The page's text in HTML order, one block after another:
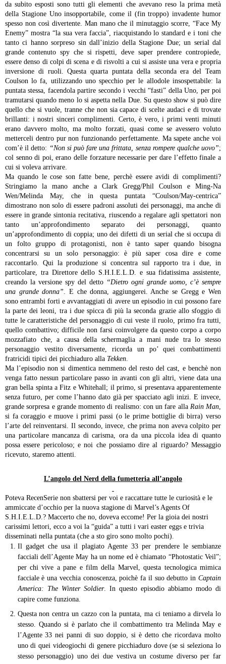
da subito esposti sono tutti gli elementi che avevano reso la prima metà
della Stagione Uno insopportabile, come il (fin troppo) invadente humor
spesso non così divertente. Man mano che il minutaggio scorre, “Face My
Enemy” mostra “la sua vera faccia”, riacquistando lo standard e i toni che
tanto ci hanno sorpreso sin dall’inizio della Stagione Due; un serial dal
grande contenuto spy che si rispetti, deve saper prendere contropiede,
essere denso di colpi di scena e di risvolti a cui si assiste una vera e propria
inversione di ruoli. Questa quarta puntata della seconda era del Team
Coulson lo fa, utilizzando uno specchio per le allodole insospettabile: la
puntata stessa, facendola partire secondo i vecchi “fasti” della Uno, per poi
tramutarsi quando meno lo si aspetta nella Due. Su questo show si può dire
quello che si vuole, tranne che non sia capace di scelte audaci e di trovate
brillanti: i nostri sinceri complimenti. Certo, è vero, i primi venti minuti
erano davvero molto, ma molto forzati, quasi come se avessero voluto
metterceli dentro pur non funzionando perfettamente. Ma sapete anche voi
com’è il detto: “Non si può fare una frittata, senza rompere qualche uovo”;
col senno di poi, erano delle forzature necessarie per dare l’effetto finale a
cui si voleva arrivare.
Ma quando le cose son fatte bene, perchè essere avidi di complimenti?
Stringiamo la mano anche a Clark Gregg/Phil Coulson e Ming-Na
Wen/Melinda May, che in questa puntata “Coulson/May-centrica”
dimostrano non solo di essere padroni assoluti dei personaggi, ma anche di
essere in grande sintonia recitativa, riuscendo a regalare agli spettatori non
tanto un’approfondimento separato dei personaggi, quanto
un’approfondimento di coppia; uno dei difetti di un serial che si occupa di
un folto gruppo di protagonisti, non è tanto saper quando bisogna
concentrarsi su un solo personaggio: è più saper cosa dire e come
raccontarlo. Qui la produzione si concentra sul rapporto tra i due, in
particolare, tra Direttore dello S.H.I.E.L.D. e sua fidatissima assistente,
creando la versione spy del detto “Dietro ogni grande uomo, c’è sempre
una grande donna”. E che donna, aggiungerei. Anche se Gregg e Wen
sono entrambi forti e avvantaggiati di avere un episodio in cui possono fare
la parte dei leoni, tra i due spicca di più la seconda grazie allo sfoggio di
tutte le caratteristiche del personaggio di cui veste il ruolo, primo fra tutti,
quello combattivo; difficile non farsi coinvolgere da questo corpo a corpo
mozzafiato che, a causa della schermaglia a mani nude tra lo stesso
personaggio vestito diversamente, ricorda un po’ quei combattimenti
fratricidi tipici dei picchiaduro alla Tekken.
Ma l’episodio non si dimentica nemmeno del resto del cast, e benchè non
venga fatto nessun particolare passo in avanti con gli altri, viene data una
gran bella spinta a Fitz e Whitehall; il primo, si presentava apparentemente
senza futuro, per come l’hanno dato già per spacciato agli inizi. E invece,
grande sorpresa e grande momento di realismo: con un fare alla Rain Man,
si fa coraggio e muove i primi passi (o le prime bottiglie di birra) verso
l’arte del reinventarsi. Il secondo, invece, che prima non aveva colpito per
una particolare mancanza di carisma, ora da una piccola idea di quanto
possa essere pericoloso; e noi che possiamo dire al riguardo? Messaggio
ricevuto, staremo attenti.
L’angolo del Nerd della fumetteria all’angolo
Poteva RecenSerie non sbattersi per voi e raccattare tutte le curiosità e le
ammiccate d’occhio per la nuova stagione di Marvel’s Agents Of
S.H.I.E.L.D.? Maccerto che no, doveva eccome! Per la gioia dei nostri
carissimi lettori, ecco a voi la “guida” a tutti i vari easter eggs e trivia
disseminati nella puntata (che a sto giro sono molto pochi).
Il gadget che usa il plagiato Agente 33 per prendere le sembianze
facciali dell’Agente May ha un nome ed è chiamato “Photostatic Veil”;
per chi vive a pane e film della Marvel, questa tecnologica mimica
facciale è una vecchia conoscenza, poichè fa il suo debutto in Captain
America: The Winter Soldier. In questo episodio abbiamo modo di
capire come funziona.
Questa non centra un cazzo con la puntata, ma ci teniamo a dirvela lo
stesso. Quando si è parlato che il combattimento tra Melinda May e
l’Agente 33 nei panni di suo doppio, si è detto che ricordava molto
uno di quei videogiochi di genere picchiaduro dove (se si seleziona lo
stesso personaggio) uno dei due vestiva un costume diverso per far